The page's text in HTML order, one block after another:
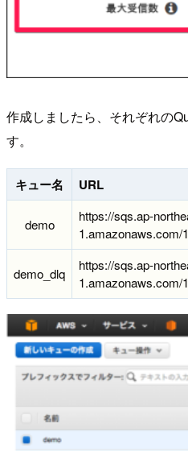
作成しましたら、それぞれの
す。
キュー名 URL
demo
https://sqs.ap-
1.amazonaws.com/
demo_dlq
https://sqs.ap-
1.amazonaws.com/